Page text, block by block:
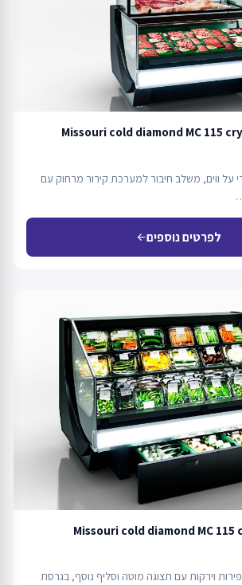
Missouri cold diamond MC 115
על ווים, משלב חיבור למערכת קירור מרחוק עם
לפרטים נוספיםarrow_back
Missouri cold diamond MC 115
וירקות עם תצוגה מוטה וסליף נוסף, בגרסת